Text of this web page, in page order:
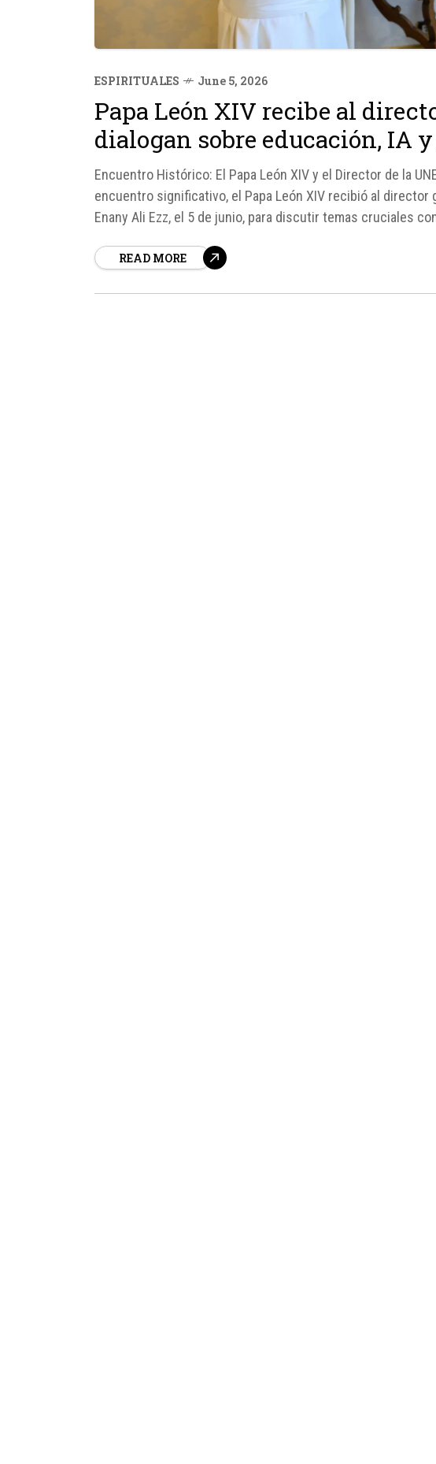
ESPIRITUALES June 5, 2026
Papa León XIV recibe al
dialogan sobre educación, IA
Encuentro Histórico: El Papa León XIV y el Director de la
encuentro significativo, el Papa León XIV recibió al director
Enany Ali Ezz, el 5 de junio, para discutir temas cruciales
READ MORE